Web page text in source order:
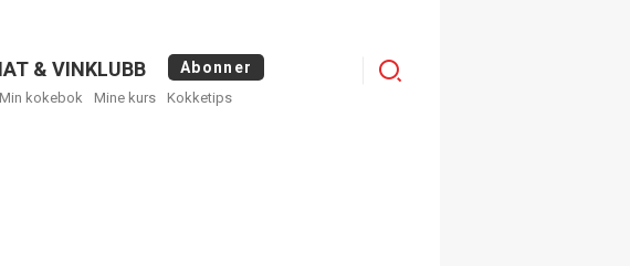
& VINKLUBB Abonner
Min kokebok Mine kurs Kokketips
Menu